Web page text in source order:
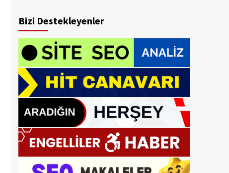
Bizi Destekleyenler